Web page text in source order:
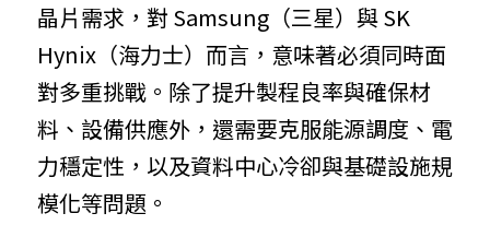
晶片需求，對 Samsung（三星）與 SK
Hynix（海力士）而言，意味著必須同時面
對多重挑戰。除了提升製程良率與確保材
料、設備供應外，還需要克服能源調度、電
力穩定性，以及資料中心冷卻與基礎設施規
模化等問題。